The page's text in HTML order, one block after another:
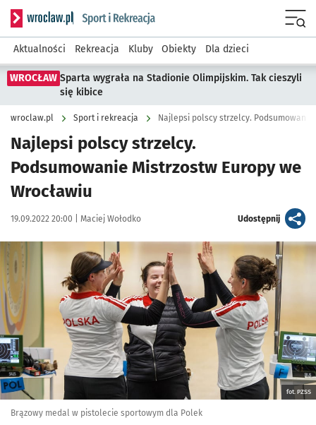
Serwis informacyjny wroclaw.pl podserwis: Sport i rekreacja
Aktualności Rekreacja Kluby Obiekty Dla dzieci
WROCŁAW Sparta wygrała na Stadionie Olimpijskim. Tak cieszyli
się kibice
wroclaw.pl Sport i rekreacja Najlepsi polscy strzelcy. Podsumowanie
Najlepsi polscy strzelcy.
Podsumowanie Mistrzostw Europy we
Wrocławiu
Data publikacji:
19.09.2022 20:00 | Autor:
Maciej Wołodko Udostępnijartykuł
Kliknij, aby powiększyć
fot. PZSS
Brązowy medal w pistolecie sportowym dla Polek